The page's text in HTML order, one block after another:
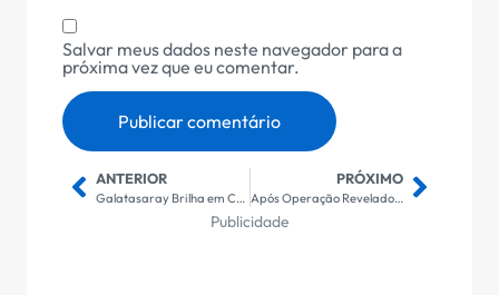
Salvar meus dados neste navegador para a
próxima vez que eu comentar.
ANTERIOR
Galatasaray Brilha em Campo: Vitória Convincente Sobre a Juventus Aclara Caminho para as Oitavas da Champions
PRÓXIMO
Após Operação Reveladora, Sindicato Alerta para Necessidade de Cautela em Vazamento de Dados da Receita Federal
Publicidade